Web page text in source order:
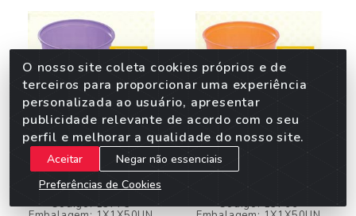
POTE 250ML PS LILAS
C/50
Código: 13773
POTE 250ML PS
LARANJA C/50
Código: 13766
O nosso site coleta cookies próprios e de
terceiros para proporcionar uma experiência
personalizada ao usuário, apresentar
publicidade relevante de acordo com o seu
perfil e melhorar a qualidade do nosso site.
Aceitar
Negar não essenciais
Preferências de Cookies